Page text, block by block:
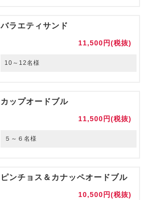
バラエティサンド
11,500円(税抜)
10～12名様
カップオードブル
11,500円(税抜)
５～６名様
ピンチョス＆カナッペオードブル
10,500円(税抜)